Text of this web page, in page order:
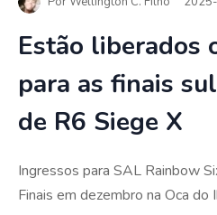
Estão liberados
para as finais
de R6 Siege X
Ingressos para SAL Rainbow
Finais em dezembro na Oca do